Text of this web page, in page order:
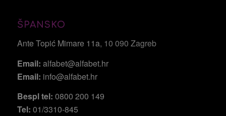
ŠPANSKO
Ante Topić Mimare 11a, 10 090 Zagreb
Email: alfabet@alfabet.hr
Email: info@alfabet.hr
Bespl tel: 0800 200 149
Tel: 01/3310-845